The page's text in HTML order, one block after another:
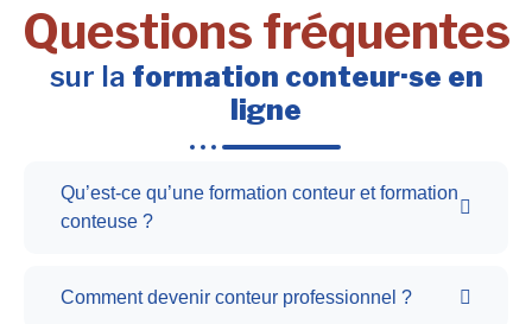
Questions fréquentes
sur la formation conteur·se en
ligne
Qu’est-ce qu’une formation conteur et formation
conteuse ?
Comment devenir conteur professionnel ?